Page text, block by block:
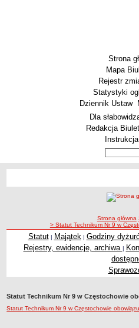
Strona
Mapa
Rejestr
Statystyki
Dziennik Ustaw
Menu dodatkowe
Dla
Redakcja
Zespoły Szkół
Techniczne Zakłady Naukowe
Przedszkola Miejskie
Zlikwidowane gimnazja
ścieżka
Strona główna
> Statut Technikum Nr 9 w
Statut| Majątek | Godziny
Rejestry, ewidencje, archiwa |
Statut Technikum Nr 9 w Częstochowie
Statut Technikum Nr 9 w Częstochowie